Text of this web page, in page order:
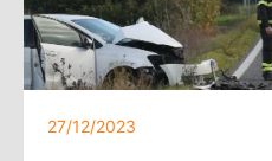
27/12/2023